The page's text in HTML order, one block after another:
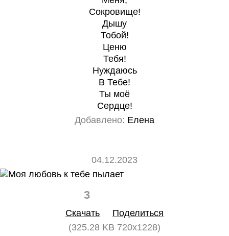
Сокровище!
Дышу
Тобой!
Ценю
Тебя!
Нуждаюсь
В Тебе!
Ты моё
Сердце!
Добавлено: Елена
04.12.2023
3
Скачать
Поделиться
(325.28 KB 720x1228)